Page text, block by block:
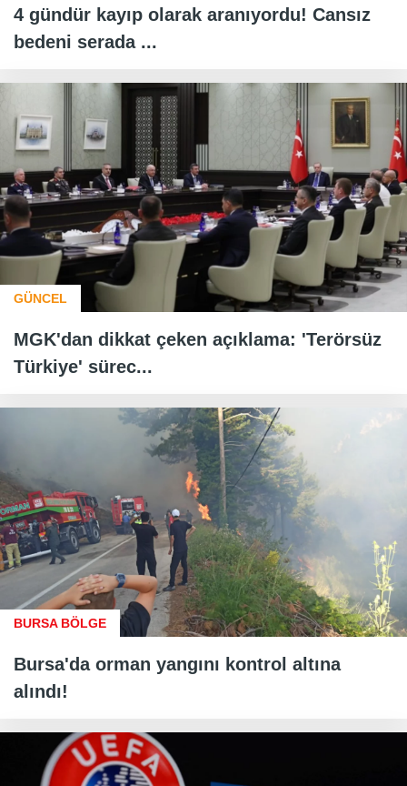
4 gündür kayıp olarak aranıyordu! Cansız
bedeni serada ...
GÜNCEL
MGK'dan dikkat çeken açıklama: 'Terörsüz
Türkiye' sürec...
BURSA BÖLGE
Bursa'da orman yangını kontrol altına
alındı!